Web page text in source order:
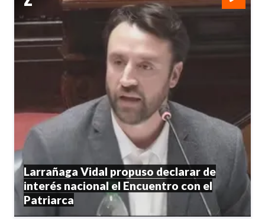
Larrañaga Vidal propuso declarar de
interés nacional el Encuentro con el
Patriarca